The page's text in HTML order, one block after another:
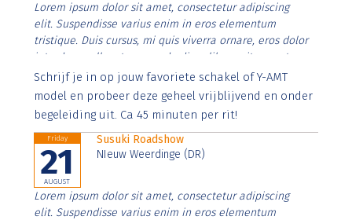
Lorem ipsum dolor sit amet, consectetur adipiscing
elit. Suspendisse varius enim in eros elementum
tristique. Duis cursus, mi quis viverra ornare, eros dolor
interdum nulla, ut commodo diam libero vitae erat.
Aenean faucibus nibh et justo cursus id rutrum lorem
imperdiet. Nunc ut sem vitae risus tristique posuere.
Schrijf je in op jouw favoriete schakel of Y-AMT
model en probeer deze geheel vrijblijvend en onder
begeleiding uit. Ca 45 minuten per rit!
Friday
21
AUGUST
Susuki Roadshow
NIeuw Weerdinge (DR)
Lorem ipsum dolor sit amet, consectetur adipiscing
elit. Suspendisse varius enim in eros elementum